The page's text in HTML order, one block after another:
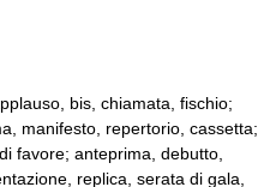
bis, chiamata, fischio;
manifesto, repertorio, cassetta;
favore; anteprima, debutto,
replica, serata di gala,